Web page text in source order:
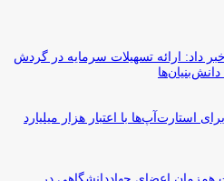
داد: ارائه تسهیلات سرمایه در گردش
استارت‌آپ‌ها با اعتبار هزار میلیارد